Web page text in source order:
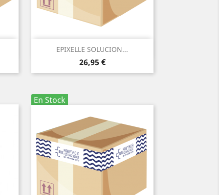
EPIXELLE SOLUCION...
Precio
26,95 €
Vista rápida
En Stock